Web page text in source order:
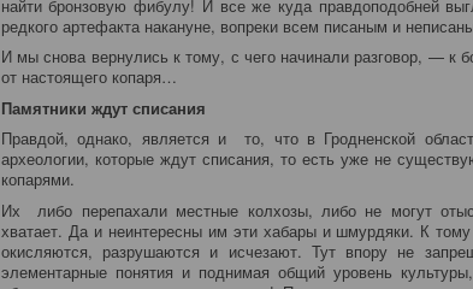
найти бронзовую фибулу! И все же куда правдоподобней
редкого артефакта накануне, вопреки всем писаным и
И мы снова вернулись к тому, с чего начинали разговор, — к
от настоящего копаря…
Памятники ждут списания
Правдой, однако, является и то, что в Гродненской
археологии, которые ждут списания, то есть уже не
копарями.
Их либо перепахали местные колхозы, либо не могут
хватает. Да и неинтересны им эти хабары и шмурдяки. К
окисляются, разрушаются и исчезают. Тут впору не
элементарные понятия и поднимая общий уровень